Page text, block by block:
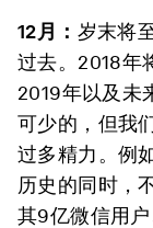
12月： 岁末将
过去。2018年
2019年以及未
可少的，但我
过多精力。例
历史的同时，
其9亿微信用